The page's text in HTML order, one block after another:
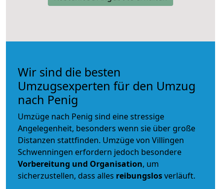
Wir sind die besten
Umzugsexperten für den Umzug
nach Penig
Umzüge nach Penig sind eine stressige
Angelegenheit, besonders wenn sie über große
Distanzen stattfinden. Umzüge von Villingen
Schwenningen erfordern jedoch besondere
Vorbereitung und Organisation, um
sicherzustellen, dass alles reibungslosverläuft.